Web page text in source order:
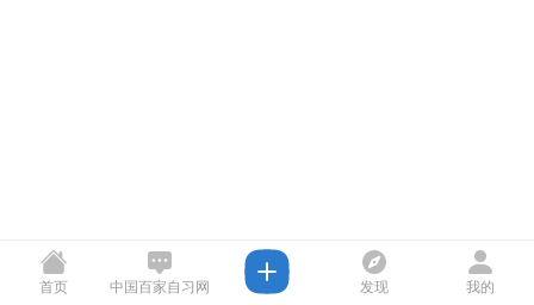
首页 中国百家自习网 发现 我的